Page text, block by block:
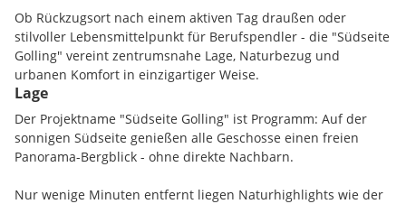
Ob Rückzugsort nach einem aktiven Tag draußen oder
stilvoller Lebensmittelpunkt für Berufspendler - die "Südseite
Golling" vereint zentrumsnahe Lage, Naturbezug und
urbanen Komfort in einzigartiger Weise.
Lage
Der Projektname "Südseite Golling" ist Programm: Auf der
sonnigen Südseite genießen alle Geschosse einen freien
Panorama-Bergblick - ohne direkte Nachbarn.
Nur wenige Minuten entfernt liegen Naturhighlights wie der